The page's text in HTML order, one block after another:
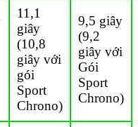
11,1
giây
(10,8
giây với
gói
Sport
Chrono)
9,5 giây
(9,2
giây với
Gói
Sport
Chrono)